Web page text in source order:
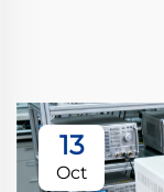
13
Oct